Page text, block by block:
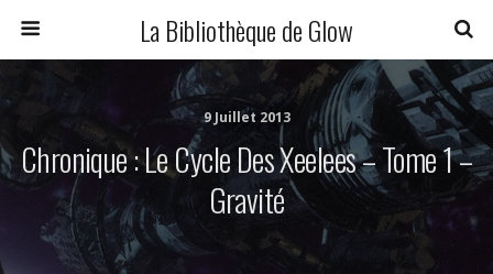
La Bibliothèque de Glow
9 Juillet 2013
Chronique : Le Cycle Des Xeelees – Tome 1 –
Gravité